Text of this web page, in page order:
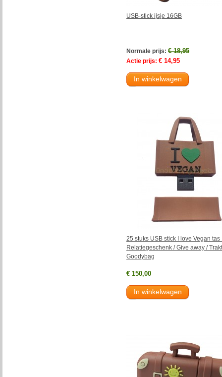
USB-stick ijsje 16GB
Normale prijs: € 18,95
Actie prijs: € 14,95
In winkelwagen
25 stuks USB stick I love Vegan tas
Relatiegeschenk / Give away /
Goodybag
€ 150,00
In winkelwagen